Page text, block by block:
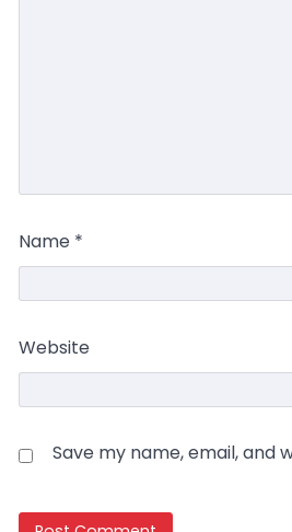
Name *
Website
Save my name, email, and